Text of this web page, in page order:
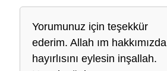
Yorumunuz için teşekkür
ederim. Allah ım hakkımızda
hayırlısını eylesin inşallah.